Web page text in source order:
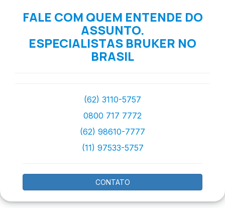
FALE COM QUEM ENTENDE DO
ASSUNTO.
ESPECIALISTAS BRUKER NO
BRASIL
(62) 3110-5757
0800 717 7772
(62) 98610-7777
(11) 97533-5757
CONTATO